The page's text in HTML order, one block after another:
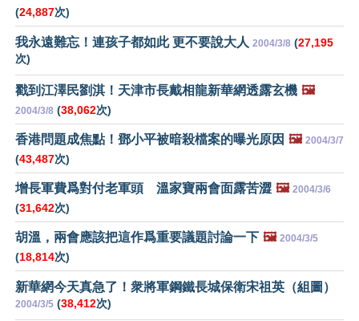
(24,887次)
我永遠難忘！連孩子都如此 更不要說大人 2004/3/8 (27,195
次)
戳到江澤民劉淇！天津市長戴相龍新華網透露玄機 🖼️
2004/3/8 (38,062次)
香港問題成焦點！鄧小平被暗殺檔案的曝光原因 🖼️ 2004/3/7
(43,487次)
增長軍費爲對付老軍頭 溫家寶兩會面露苦澀 🖼️ 2004/3/6
(31,642次)
胡溫，兩會應該把這作爲重要議題討論一下 🖼️ 2004/3/5
(18,814次)
新華網今天真急了！衆將軍鋼鐵長城保衛宋祖英（組圖）
2004/3/5 (38,412次)